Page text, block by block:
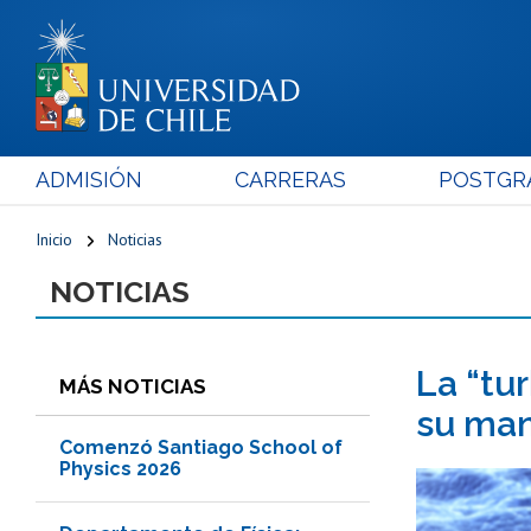
ADMISIÓN CARRERAS
Inicio Noticias
NOTICIAS
MÁS NOTICIAS
Comenzó Santiago School of
Physics 2026
La
su